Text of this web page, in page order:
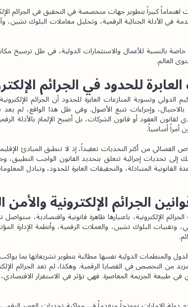
العالم.
للحدود في الجرائم
أمراً أساسياً.
الجرائم الإلكترونية والأمن